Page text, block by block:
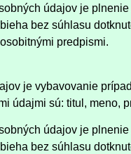
údajov je
bez súhlasu
predpismi.
je vybavovanie
údajmi sú: titul, meno,
údajov je
bez súhlasu